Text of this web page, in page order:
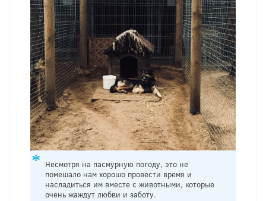
Несмотря на пасмурную погоду, это не
помешало нам хорошо провести время и
насладиться им вместе с животными, которые
очень жаждут любви и заботу.